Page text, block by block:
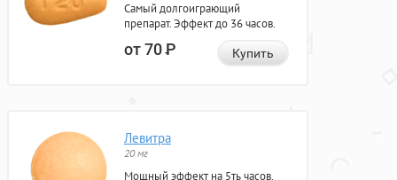
Самый долгоиграющий
препарат. Эффект до 36 часов.
от 70Р Купить
Левитра
20 мг
Мощный эффект на 5ть часов.